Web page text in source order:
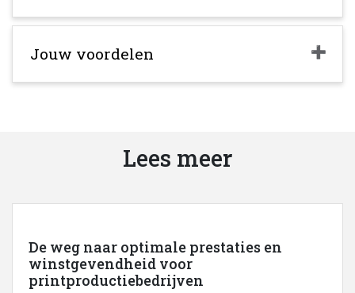
Jouw voordelen
Lees meer
De weg naar optimale prestaties en
winstgevendheid voor
printproductiebedrijven